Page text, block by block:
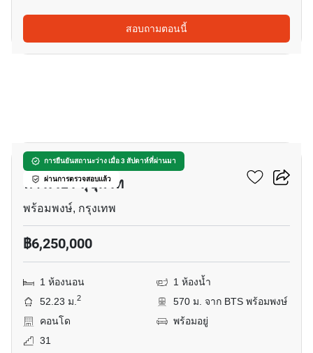
สอบถามตอนนี้
การยืนยันสถานะว่าง เมื่อ 3 สัปดาห์ที่ผ่านมา
ผ่านการตรวจสอบแล้ว
เดอะวอเตอร์ฟอร์ด ไดมอน
ทาวเวอร์ สุขุมวิท
พร้อมพงษ์, กรุงเทพ
฿6,250,000
1 ห้องนอน
1 ห้องน้ำ
52.23 ม.2
570 ม. จาก BTS พร้อมพงษ์
คอนโด
พร้อมอยู่
31